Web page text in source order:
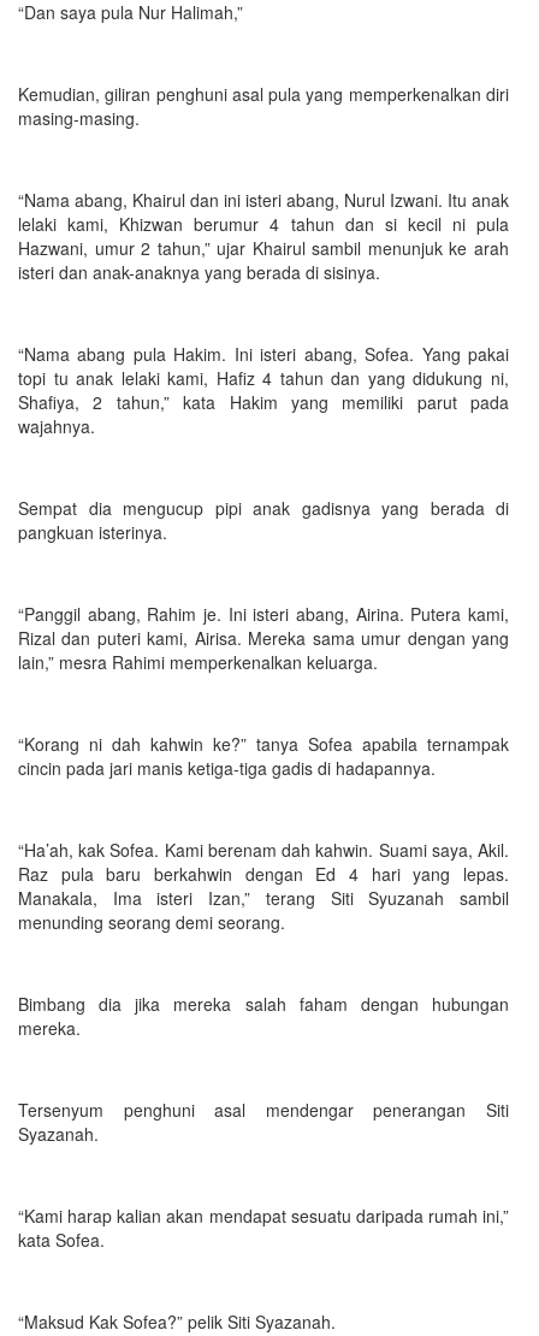
“Dan saya pula Nur Halimah,”
Kemudian, giliran penghuni asal pula yang memperkenalkan diri
masing-masing.
“Nama abang, Khairul dan ini isteri abang, Nurul Izwani. Itu anak
lelaki kami, Khizwan berumur 4 tahun dan si kecil ni pula
Hazwani, umur 2 tahun,” ujar Khairul sambil menunjuk ke arah
isteri dan anak-anaknya yang berada di sisinya.
“Nama abang pula Hakim. Ini isteri abang, Sofea. Yang pakai
topi tu anak lelaki kami, Hafiz 4 tahun dan yang didukung ni,
Shafiya, 2 tahun,” kata Hakim yang memiliki parut pada
wajahnya.
Sempat dia mengucup pipi anak gadisnya yang berada di
pangkuan isterinya.
“Panggil abang, Rahim je. Ini isteri abang, Airina. Putera kami,
Rizal dan puteri kami, Airisa. Mereka sama umur dengan yang
lain,” mesra Rahimi memperkenalkan keluarga.
“Korang ni dah kahwin ke?” tanya Sofea apabila ternampak
cincin pada jari manis ketiga-tiga gadis di hadapannya.
“Ha’ah, kak Sofea. Kami berenam dah kahwin. Suami saya, Akil.
Raz pula baru berkahwin dengan Ed 4 hari yang lepas.
Manakala, Ima isteri Izan,” terang Siti Syuzanah sambil
menunding seorang demi seorang.
Bimbang dia jika mereka salah faham dengan hubungan
mereka.
Tersenyum penghuni asal mendengar penerangan Siti
Syazanah.
“Kami harap kalian akan mendapat sesuatu daripada rumah ini,”
kata Sofea.
“Maksud Kak Sofea?” pelik Siti Syazanah.